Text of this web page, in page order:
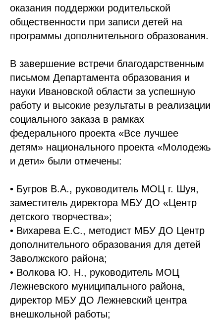
оказания поддержки родительской
общественности при записи детей на
программы дополнительного образования.
В завершение встречи благодарственным
письмом Департамента образования и
науки Ивановской области за успешную
работу и высокие результаты в реализации
социального заказа в рамках
федерального проекта «Все лучшее
детям» национального проекта «Молодежь
и дети» были отмечены:
• Бугров В.А., руководитель МОЦ г. Шуя,
заместитель директора МБУ ДО «Центр
детского творчества»;
• Вихарева Е.С., методист МБУ ДО Центр
дополнительного образования для детей
Заволжского района;
• Волкова Ю. Н., руководитель МОЦ
Лежневского муниципального района,
директор МБУ ДО Лежневский центра
внешкольной работы;